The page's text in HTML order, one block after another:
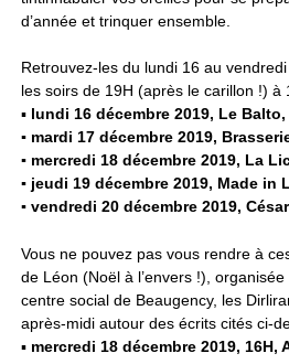
d’année et trinquer ensemble.
Retrouvez-les du lundi 16 au
les soirs de 19H (après le carillon !) à
▪lundi 16 décembre 2019, Le
▪ mardi 17 décembre 2019,
▪ mercredi 18 décembre 2019, La
▪ jeudi 19 décembre 2019, Made in
▪ vendredi 20 décembre 2019,
Vous ne pouvez pas vous rendre à
de Léon (Noël à l’envers !),
centre social de Beaugency, les
après-midi autour des écrits cités ci-
▪mercredi 18 décembre 2019, 16H,